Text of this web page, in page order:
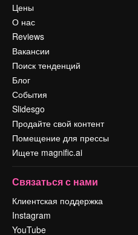
Цены
О нас
Reviews
Вакансии
Поиск тенденций
Блог
События
Slidesgo
Продайте свой контент
Помещение для прессы
Ищете magnific.ai
Связаться с нами
Клиентская поддержка
Instagram
YouTube